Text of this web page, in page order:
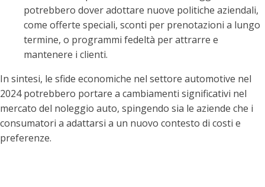
potrebbero dover adottare nuove politiche aziendali,
come offerte speciali, sconti per prenotazioni a lungo
termine, o programmi fedeltà per attrarre e
mantenere i clienti.
In sintesi, le sfide economiche nel settore automotive nel
2024 potrebbero portare a cambiamenti significativi nel
mercato del noleggio auto, spingendo sia le aziende che i
consumatori a adattarsi a un nuovo contesto di costi e
preferenze.